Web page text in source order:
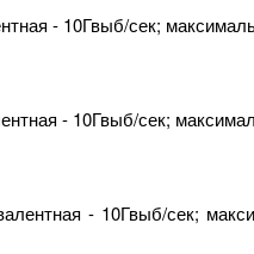
- 10Гвыб/сек;
- 10Гвыб/сек;
- 10Гвыб/сек;